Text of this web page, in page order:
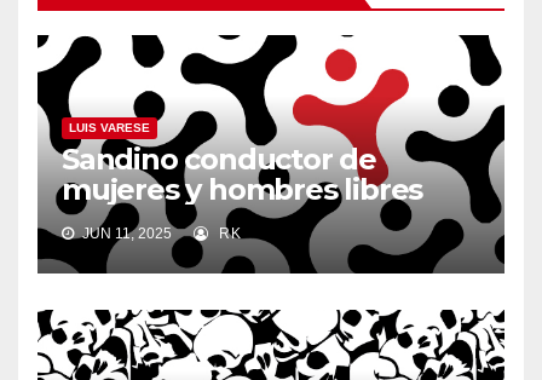
LUIS VARESE
Sandino conductor de
mujeres y hombres libres
JUN 11, 2025 RK